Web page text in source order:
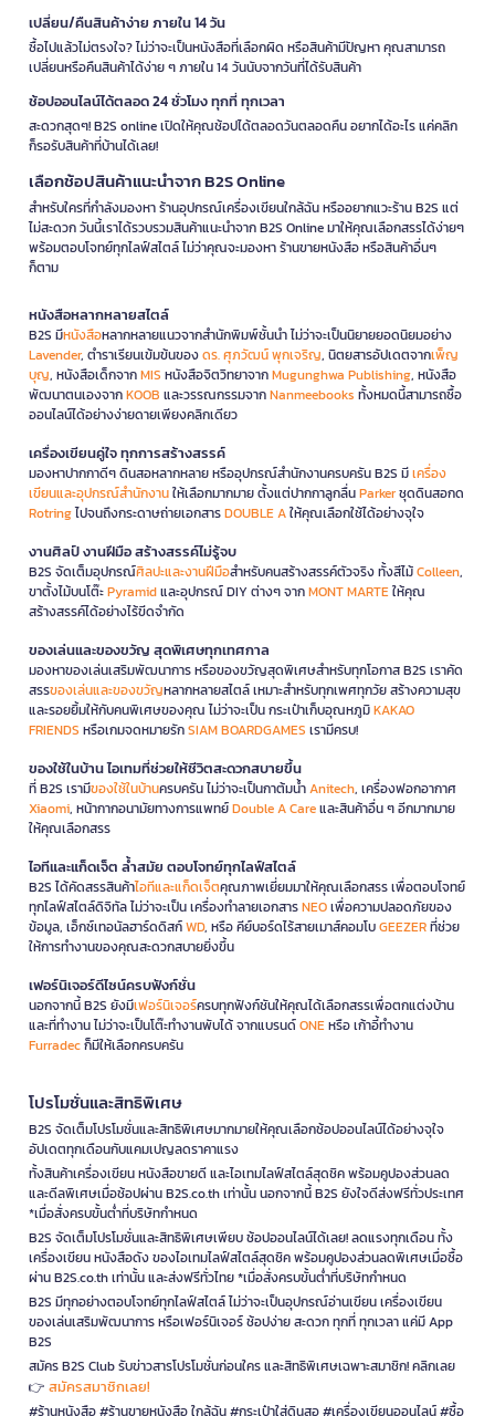
เปลี่ยน/คืนสินค้าง่าย ภายใน 14 วัน
ซื้อไปแล้วไม่ตรงใจ? ไม่ว่าจะเป็นหนังสือที่เลือกผิด หรือสินค้ามีปัญหา คุณสามารถ
เปลี่ยนหรือคืนสินค้าได้ง่าย ๆ ภายใน 14 วันนับจากวันที่ได้รับสินค้า
ช้อปออนไลน์ได้ตลอด 24 ชั่วโมง ทุกที่ ทุกเวลา
สะดวกสุดๆ! B2S online เปิดให้คุณช้อปได้ตลอดวันตลอดคืน อยากได้อะไร แค่คลิก
ก็รอรับสินค้าที่บ้านได้เลย!
เลือกช้อปสินค้าแนะนำจาก B2S Online
สำหรับใครที่กำลังมองหา ร้านอุปกรณ์เครื่องเขียนใกล้ฉัน หรืออยากแวะร้าน B2S แต่
ไม่สะดวก วันนี้เราได้รวบรวมสินค้าแนะนำจาก B2S Online มาให้คุณเลือกสรรได้ง่ายๆ
พร้อมตอบโจทย์ทุกไลฟ์สไตล์ ไม่ว่าคุณจะมองหา ร้านขายหนังสือ หรือสินค้าอื่นๆ
ก็ตาม
หนังสือหลากหลายสไตล์
B2S มีหนังสือหลากหลายแนวจากสำนักพิมพ์ชั้นนำ ไม่ว่าจะเป็นนิยายยอดนิยมอย่าง
Lavender, ตำราเรียนเข้มข้นของดร. ศุภวัฒน์ พุกเจริญ, นิตยสารอัปเดตจากเพ็ญ
บุญ, หนังสือเด็กจากMIS หนังสือจิตวิทยาจากMugunghwa Publishing, หนังสือ
พัฒนาตนเองจากKOOB และวรรณกรรมจากNanmeebooks ทั้งหมดนี้สามารถซื้อ
ออนไลน์ได้อย่างง่ายดายเพียงคลิกเดียว
เครื่องเขียนคู่ใจ ทุกการสร้างสรรค์
มองหาปากกาดีๆ ดินสอหลากหลาย หรืออุปกรณ์สำนักงานครบครัน B2S มีเครื่อง
เขียนและอุปกรณ์สำนักงานให้เลือกมากมาย ตั้งแต่ปากกาลูกลื่นParkerชุดดินสอกด
Rotringไปจนถึงกระดาษถ่ายเอกสารDOUBLE Aให้คุณเลือกใช้ได้อย่างจุใจ
งานศิลป์ งานฝีมือ สร้างสรรค์ไม่รู้จบ
B2S จัดเต็มอุปกรณ์ศิลปะและงานฝีมือสำหรับคนสร้างสรรค์ตัวจริง ทั้งสีไม้Colleen,
ขาตั้งไม้บนโต๊ะPyramidและอุปกรณ์ DIY ต่างๆ จากMONT MARTEให้คุณ
สร้างสรรค์ได้อย่างไร้ขีดจำกัด
ของเล่นและของขวัญ สุดพิเศษทุกเทศกาล
มองหาของเล่นเสริมพัฒนาการ หรือของขวัญสุดพิเศษสำหรับทุกโอกาส B2S เราคัด
สรรของเล่นและของขวัญหลากหลายสไตล์ เหมาะสำหรับทุกเพศทุกวัย สร้างความสุข
และรอยยิ้มให้กับคนพิเศษของคุณ ไม่ว่าจะเป็น กระเป๋าเก็บอุณหภูมิKAKAO
FRIENDS หรือเกมจดหมายรักSIAM BOARDGAMES เรามีครบ!
ของใช้ในบ้าน ไอเทมที่ช่วยให้ชีวิตสะดวกสบายขึ้น
ที่ B2S เรามีของใช้ในบ้านครบครัน ไม่ว่าจะเป็นกาต้มน้ำAnitech, เครื่องฟอกอากาศ
Xiaomi, หน้ากากอนามัยทางการแพทย์Double A Careและสินค้าอื่น ๆ อีกมากมาย
ให้คุณเลือกสรร
ไอทีและแก็ดเจ็ต ล้ำสมัย ตอบโจทย์ทุกไลฟ์สไตล์
B2S ได้คัดสรรสินค้าไอทีและแก็ดเจ็ตคุณภาพเยี่ยมมาให้คุณเลือกสรร เพื่อตอบโจทย์
ทุกไลฟ์สไตล์ดิจิทัล ไม่ว่าจะเป็น เครื่องทำลายเอกสารNEOเพื่อความปลอดภัยของ
ข้อมูล, เอ็กซ์เทอนัลฮาร์ดดิสก์WD, หรือ คีย์บอร์ดไร้สายเมาส์คอมโบGEEZERที่ช่วย
ให้การทำงานของคุณสะดวกสบายยิ่งขึ้น
เฟอร์นิเจอร์ดีไซน์ครบฟังก์ชั่น
นอกจากนี้ B2S ยังมีเฟอร์นิเจอร์ครบทุกฟังก์ชันให้คุณได้เลือกสรรเพื่อตกแต่งบ้าน
และที่ทำงาน ไม่ว่าจะเป็นโต๊ะทำงานพับได้ จากแบรนด์ONEหรือ เก้าอี้ทำงาน
Furradecก็มีให้เลือกครบครัน
โปรโมชั่นและสิทธิพิเศษ
B2S จัดเต็มโปรโมชั่นและสิทธิพิเศษมากมายให้คุณเลือกช้อปออนไลน์ได้อย่างจุใจ
อัปเดตทุกเดือนกับแคมเปญลดราคาแรง
ทั้งสินค้าเครื่องเขียน หนังสือขายดี และไอเทมไลฟ์สไตล์สุดชิค พร้อมคูปองส่วนลด
และดีลพิเศษเมื่อช้อปผ่าน B2S.co.th เท่านั้น นอกจากนี้ B2S ยังใจดีส่งฟรีทั่วประเทศ
*เมื่อสั่งครบขั้นต่ำที่บริษัทกำหนด
B2S จัดเต็มโปรโมชั่นและสิทธิพิเศษเพียบ ช้อปออนไลน์ได้เลย! ลดแรงทุกเดือน ทั้ง
เครื่องเขียน หนังสือดัง ของไอเทมไลฟ์สไตล์สุดชิค พร้อมคูปองส่วนลดพิเศษเมื่อซื้อ
ผ่าน B2S.co.th เท่านั้น และส่งฟรีทั่วไทย *เมื่อสั่งครบขั้นต่ำที่บริษัทกำหนด
B2S มีทุกอย่างตอบโจทย์ทุกไลฟ์สไตล์ ไม่ว่าจะเป็นอุปกรณ์อ่านเขียน เครื่องเขียน
ของเล่นเสริมพัฒนาการ หรือเฟอร์นิเจอร์ ช้อปง่าย สะดวก ทุกที่ ทุกเวลา แค่มี App
B2S
สมัคร B2S Club รับข่าวสารโปรโมชั่นก่อนใคร และสิทธิพิเศษเฉพาะสมาชิก! คลิกเลย
👉 สมัครสมาชิกเลย!
#ร้านหนังสือ #ร้านขายหนังสือ ใกล้ฉัน #กระเป๋าใส่ดินสอ #เครื่องเขียนออนไลน์ #ซื้อ